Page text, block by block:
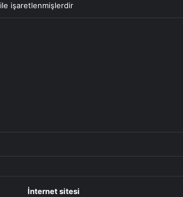
ile işaretlenmişlerdir
İnternet sitesi